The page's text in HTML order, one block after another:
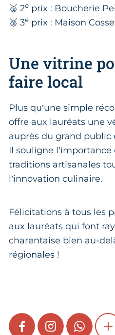
🥈 2e prix : Boucherie
🥉 3e prix : Maison
Une vitrine
faire local
Plus qu’une simple
offre aux lauréats une
auprès du grand public
Il souligne
traditions artisanales
l’innovation culinaire.
Félicitations à tous les
aux lauréats qui font
charentaise bien au-
régionales !
FACEBOOKINSTAGRAM